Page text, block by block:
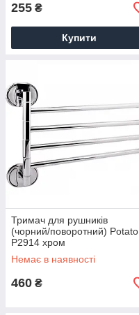
255 ₴
Купити
Тримач для рушників
(чорний/поворотний) Potato
P2914 хром
Немає в наявності
460 ₴